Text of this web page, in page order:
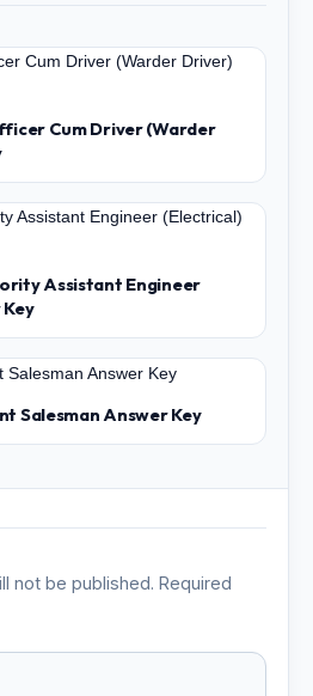
Cum Driver (Warder
Assistant Engineer
Salesman Answer Key
not be published. Required